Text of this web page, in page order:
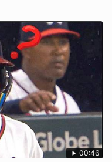
00:46